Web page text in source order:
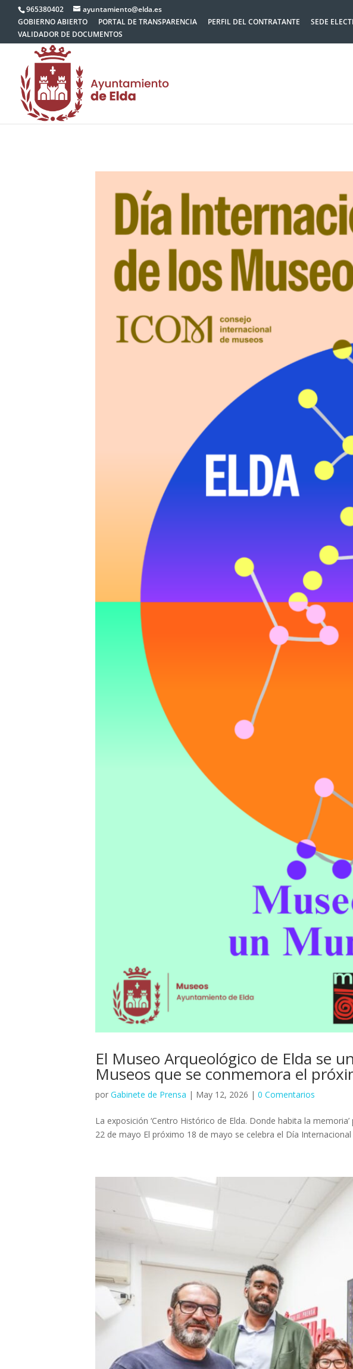
965380402
ayuntamiento@elda.es
GOBIERNO ABIERTO
PORTAL DE TRANSPARENCIA PERFIL DEL CONTRATANTE SEDE
VALIDADOR DE DOCUMENTOS
El Museo Arqueológico de Elda se
Museos que se conmemora el
por Gabinete de Prensa | May 12, 2026 | 0 Comentarios
La exposición ‘Centro Histórico de Elda. Donde habita la
22 de mayo El próximo 18 de mayo se celebra el Día